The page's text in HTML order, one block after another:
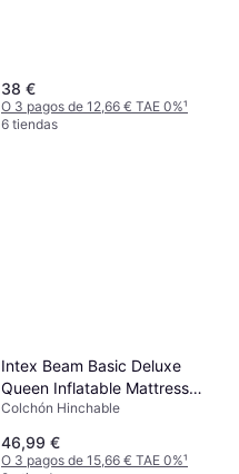
38 €
O 3 pagos de 12,66 € TAE 0%¹
6 tiendas
Intex Beam Basic Deluxe
Queen Inflatable Mattress
64136ND
Colchón Hinchable
46,99 €
O 3 pagos de 15,66 € TAE 0%¹